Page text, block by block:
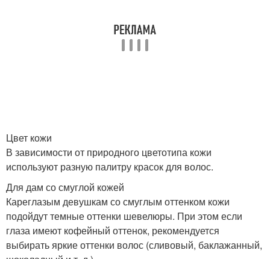
Цвет кожи
В зависимости от природного цветотипа кожи
используют разную палитру красок для волос.
Для дам со смуглой кожей
Кареглазым девушкам со смуглым оттенком кожи
подойдут темные оттенки шевелюры. При этом если
глаза имеют кофейный оттенок, рекомендуется
выбирать яркие оттенки волос (сливовый, баклажанный,